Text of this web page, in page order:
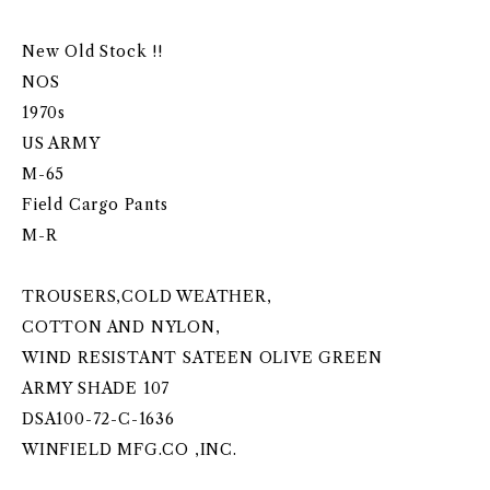
New Old Stock !!
NOS
1970s
US ARMY
M-65
Field Cargo Pants
M-R
TROUSERS,COLD WEATHER,
COTTON AND NYLON,
WIND RESISTANT SATEEN OLIVE GREEN
ARMY SHADE 107
DSA100-72-C-1636
WINFIELD MFG.CO ,INC.